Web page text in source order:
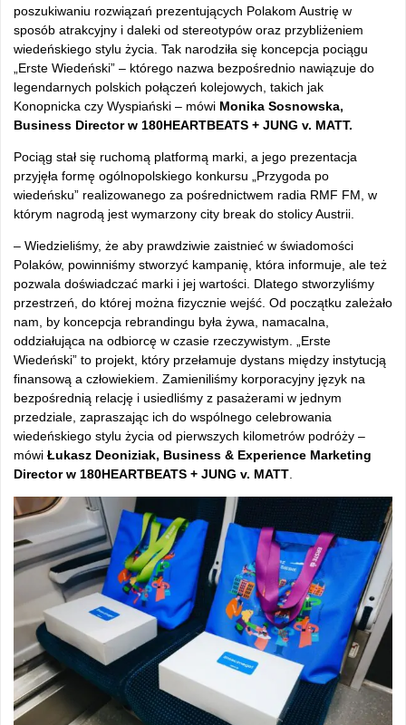
poszukiwaniu rozwiązań prezentujących Polakom Austrię w
sposób atrakcyjny i daleki od stereotypów oraz przybliżeniem
wiedeńskiego stylu życia. Tak narodziła się koncepcja pociągu
„Erste Wiedeński” – którego nazwa bezpośrednio nawiązuje do
legendarnych polskich połączeń kolejowych, takich jak
Konopnicka czy Wyspiański – mówi Monika Sosnowska,
Business Director w 180HEARTBEATS + JUNG v. MATT.
Pociąg stał się ruchomą platformą marki, a jego prezentacja
przyjęła formę ogólnopolskiego konkursu „Przygoda po
wiedeńsku” realizowanego za pośrednictwem radia RMF FM, w
którym nagrodą jest wymarzony city break do stolicy Austrii.
– Wiedzieliśmy, że aby prawdziwie zaistnieć w świadomości
Polaków, powinniśmy stworzyć kampanię, która informuje, ale też
pozwala doświadczać marki i jej wartości. Dlatego stworzyliśmy
przestrzeń, do której można fizycznie wejść. Od początku zależało
nam, by koncepcja rebrandingu była żywa, namacalna,
oddziałująca na odbiorcę w czasie rzeczywistym. „Erste
Wiedeński” to projekt, który przełamuje dystans między instytucją
finansową a człowiekiem. Zamieniliśmy korporacyjny język na
bezpośrednią relację i usiedliśmy z pasażerami w jednym
przedziale, zapraszając ich do wspólnego celebrowania
wiedeńskiego stylu życia od pierwszych kilometrów podróży –
mówi Łukasz Deoniziak, Business & Experience Marketing
Director w 180HEARTBEATS + JUNG v. MATT